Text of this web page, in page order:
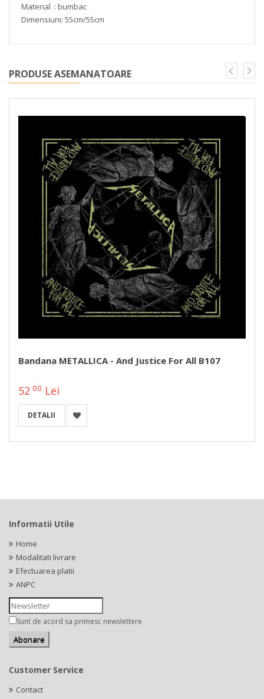
Material : bumbac
Dimensiuni: 55cm/55cm
PRODUSE ASEMANATOARE
Bandana METALLICA - And Justice For All B107
52 00 Lei
DETALII
Informatii Utile
Home
Modalitati livrare
Efectuarea platii
ANPC
Sunt de acord sa primesc newslettere
Customer Service
Contact